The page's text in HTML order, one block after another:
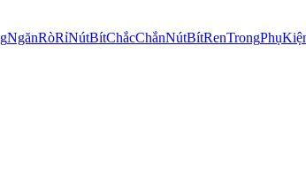
NgănRòRỉNútBítChắcChắnNútBítRenTrong